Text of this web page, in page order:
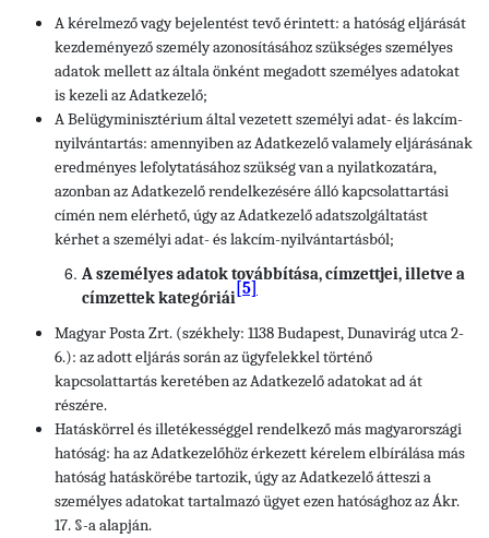
A kérelmező vagy bejelentést tevő érintett: a hatóság eljárását
kezdeményező személy azonosításához szükséges személyes
adatok mellett az általa önként megadott személyes adatokat
is kezeli az Adatkezelő;
A Belügyminisztérium által vezetett személyi adat- és lakcím-
nyilvántartás: amennyiben az Adatkezelő valamely eljárásának
eredményes lefolytatásához szükség van a nyilatkozatára,
azonban az Adatkezelő rendelkezésére álló kapcsolattartási
címén nem elérhető, úgy az Adatkezelő adatszolgáltatást
kérhet a személyi adat- és lakcím-nyilvántartásból;
A személyes adatok továbbítása, címzettjei, illetve a
címzettek kategóriái
[5]
Magyar Posta Zrt. (székhely: 1138 Budapest, Dunavirág utca 2-
6.): az adott eljárás során az ügyfelekkel történő
kapcsolattartás keretében az Adatkezelő adatokat ad át
részére.
Hatáskörrel és illetékességgel rendelkező más magyarországi
hatóság: ha az Adatkezelőhöz érkezett kérelem elbírálása más
hatóság hatáskörébe tartozik, úgy az Adatkezelő átteszi a
személyes adatokat tartalmazó ügyet ezen hatósághoz az Ákr.
17. §-a alapján.